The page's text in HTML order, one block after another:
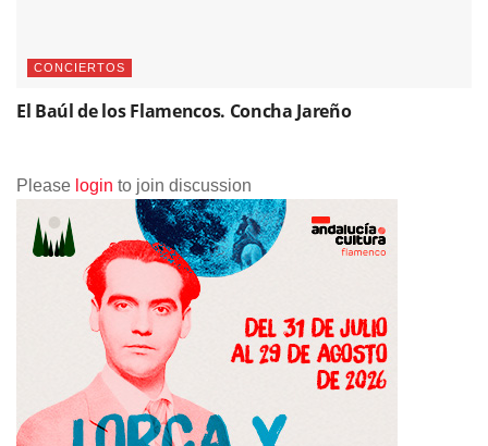
CONCIERTOS
El Baúl de los Flamencos. Concha Jareño
Please login to join discussion